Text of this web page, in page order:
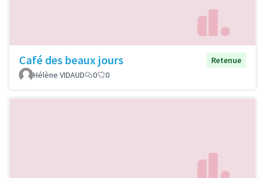
Café des beaux jours
Retenue
Hélène VIDAUD
0 0